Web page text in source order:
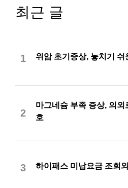
최근 글
1 위암 초기증상, 놓치기 쉬
2
마그네슘 부족 증상, 의외
호
3 하이패스 미납요금 조회